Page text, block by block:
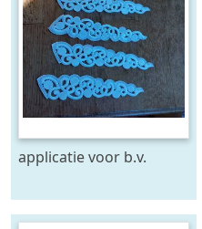
applicatie voor b.v.